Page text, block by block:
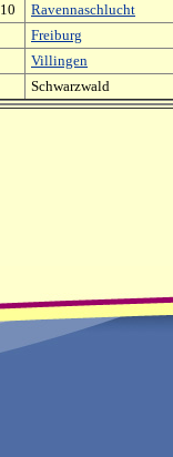
10
Ravennaschlucht
Freiburg
Villingen
Schwarzwald